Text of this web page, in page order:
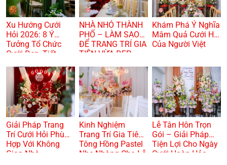
Xu Hướng Cưới
Hỏi 2026: 8 Ý
Tưởng Tổ Chức
Cưới Đẹp, Tiết
NHÀ NHỎ THÀNH
PHỐ – LÀM SAO
ĐỂ TRANG TRÍ GIA
TIÊN VỪA ĐẸP
TRỌNG? 🏠🌸
Khám Phá Ý Nghĩa
Mâm Quả Cưới Hỏi
Của Người Việt
Giải Pháp Trang
Trí Cưới Hỏi Phù
Hợp Với Không
Gian Nhà
Kinh Nghiệm
Trang Trí Gia Tiên
Tông Hồng Pastel
Nhẹ Nhàng Cho Lễ
Lễ Tân Hôn Trọn
Gói – Giải Pháp
Tiện Lợi Cho Ngày
Cưới Hoàn Hảo